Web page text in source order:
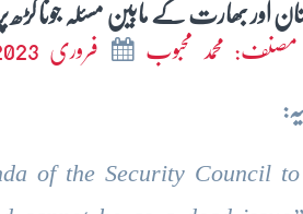
اور بھارت کے مابین مسئلہ جونا گڑھ پر خط و کتابت
مصنف: محمد محبوب فروری 2023
of the Security Council